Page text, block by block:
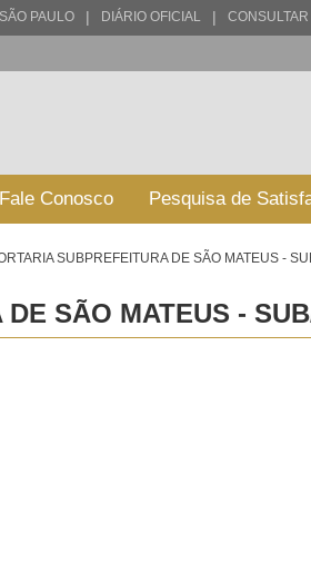
PAULO | DIÁRIO OFICIAL |
Fale Conosco Pesquisa de
SUBPREFEITURA DE SÃO MATEUS -
SÃO MATEUS -